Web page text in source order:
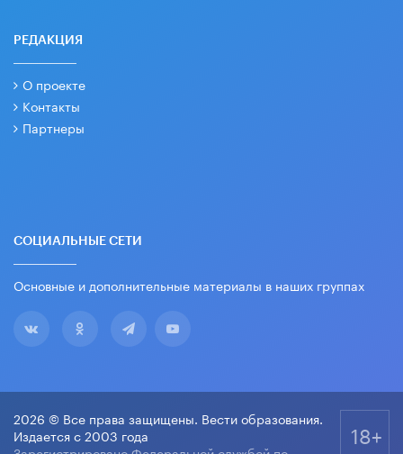
РЕДАКЦИЯ
О проекте
Контакты
Партнеры
СОЦИАЛЬНЫЕ СЕТИ
Основные и дополнительные материалы в наших группах
2026 © Все права защищены. Вести образования.
Издается с 2003 года
18+